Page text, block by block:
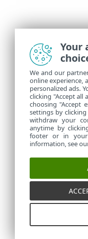
Your
We and our
online experience,
personalized ads.
clicking "Accept all
choosing "Accept
settings by
withdraw your
anytime by
footer or in your
information, see